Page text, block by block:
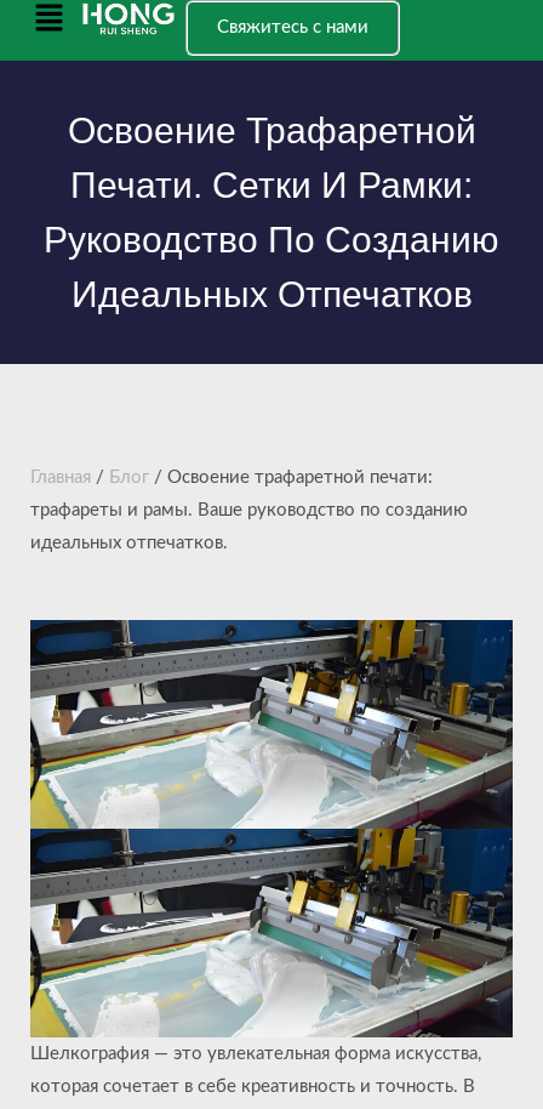
ПерейтиГлавное
Свяжитесь с нами
Освоение Трафаретной
Печати. Сетки И Рамки:
Руководство По Созданию
Идеальных Отпечатков
Главная / Блог / Освоение трафаретной печати:
трафареты и рамы. Ваше руководство по созданию
идеальных отпечатков.
Шелкография — это увлекательная форма искусства,
которая сочетает в себе креативность и точность. В